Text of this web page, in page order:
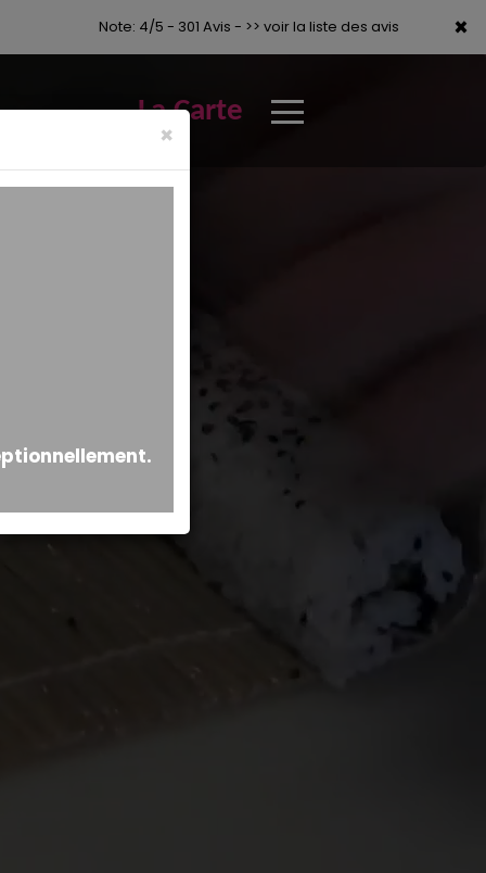
×
Note: 4/5 - 301 Avis - >> voir la liste des avis
La Carte
×
×